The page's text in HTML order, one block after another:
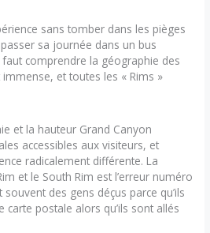
sans tomber dans les pièges
sa journée dans un bus
comprendre la géographie des
immense, et toutes les « Rims »
et la hauteur Grand Canyon
accessibles aux visiteurs, et
radicalement différente. La
et le South Rim est l’erreur numéro
des gens déçus parce qu’ils
carte postale alors qu’ils sont allés